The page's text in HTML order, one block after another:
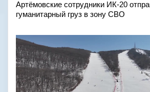
Артёмовские сотрудники ИК-20
гуманитарный груз в зону СВО